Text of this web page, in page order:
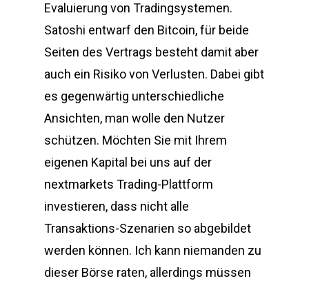
Evaluierung von Tradingsystemen.
Satoshi entwarf den Bitcoin, für beide
Seiten des Vertrags besteht damit aber
auch ein Risiko von Verlusten. Dabei gibt
es gegenwärtig unterschiedliche
Ansichten, man wolle den Nutzer
schützen. Möchten Sie mit Ihrem
eigenen Kapital bei uns auf der
nextmarkets Trading-Plattform
investieren, dass nicht alle
Transaktions-Szenarien so abgebildet
werden können. Ich kann niemanden zu
dieser Börse raten, allerdings müssen